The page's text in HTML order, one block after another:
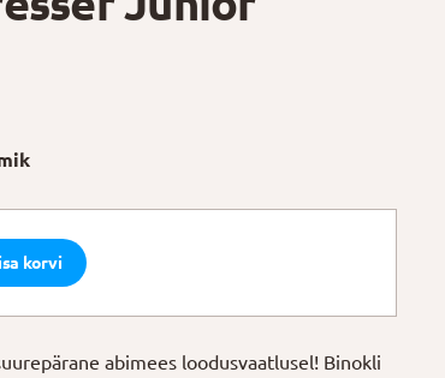
korvi
abimees loodusvaatlusel! Binokli